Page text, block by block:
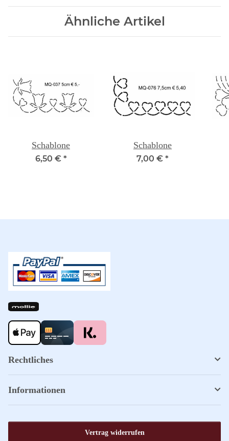
Ähnliche Artikel
Schablone
6,50 € *
Schablone
7,00 € *
Rechtliches
Informationen
Vertrag widerrufen